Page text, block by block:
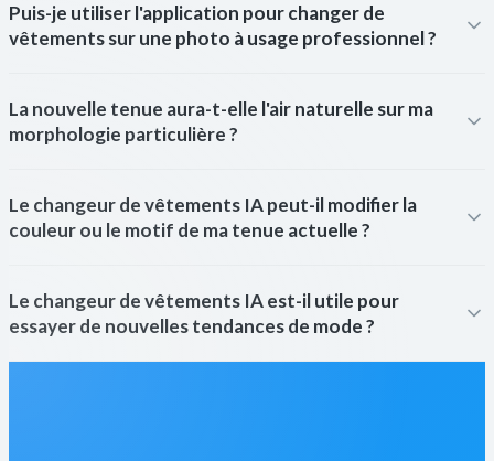
Puis-je utiliser l'application pour changer de
vêtements sur une photo à usage professionnel ?
La nouvelle tenue aura-t-elle l'air naturelle sur ma
morphologie particulière ?
Le changeur de vêtements IA peut-il modifier la
couleur ou le motif de ma tenue actuelle ?
Le changeur de vêtements IA est-il utile pour
essayer de nouvelles tendances de mode ?